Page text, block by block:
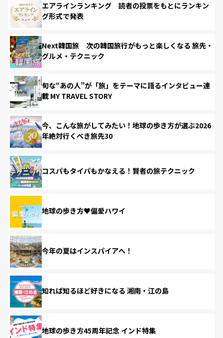
エアラインランキング 読者の投票をもとにランキン
グ形式で発表
Next韓国旅 次の韓国旅行がもっと楽しくなる 旅先・
グルメ・テクニック
旬な“あの人”が「旅」をテーマに語るインタビュー連
載 MY TRAVEL STORY
今、こんな旅がしてみたい！地球の歩き方が選ぶ2026
年絶対行くべき旅先30
コスパもタイパもかなえる！賢者の旅テクニック
地球の歩き方♥偏愛ハワイ
今年の夏はインスパイアへ！
知れば知るほど好きになる 湘南・江の島
地球の歩き方45周年記念 インド特集